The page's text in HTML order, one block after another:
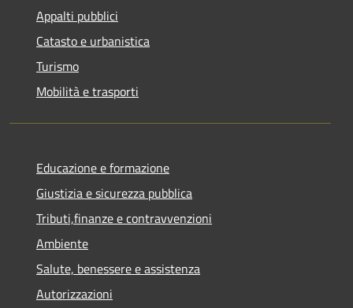
Appalti pubblici
Catasto e urbanistica
Turismo
Mobilità e trasporti
Educazione e formazione
Giustizia e sicurezza pubblica
Tributi,finanze e contravvenzioni
Ambiente
Salute, benessere e assistenza
Autorizzazioni